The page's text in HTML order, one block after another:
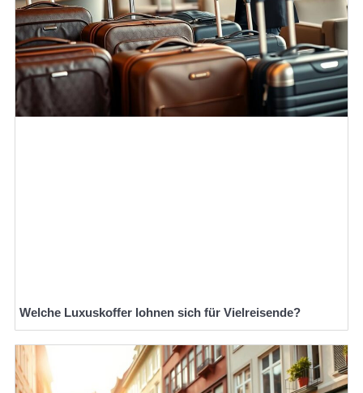
Welche Luxuskoffer lohnen sich für Vielreisende?